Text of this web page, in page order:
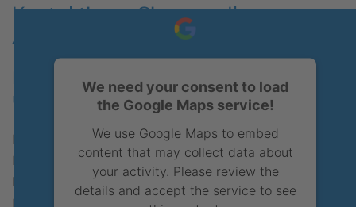
Kontaktieren Sie uns – Ihre
Anfrage
Lassen Sie uns Ihr Anliegen verstehen
und eine passende Lösung finden
Bei fibak Immobilien verstehen wir, dass
Immobiliengeschäfte Vertrauenssache sind. Deshalb
legen wir großen Wert darauf, Ihnen nicht nur unsere
Expertise, sondern auch unsere Unterstützung in jeder
We need your consent to load
the Google Maps service!
We use Google Maps to embed
content that may collect data about
your activity. Please review the
details and accept the service to see